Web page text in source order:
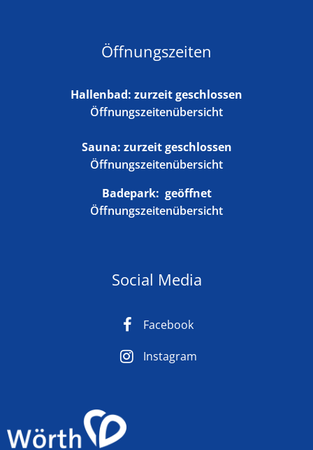
Öffnungszeiten
Hallenbad: zurzeit geschlossen
Öffnungszeitenübersicht
Sauna: zurzeit geschlossen
Öffnungszeitenübersicht
Badepark: geöffnet
Öffnungszeitenübersicht
Social Media
Facebook
Instagram